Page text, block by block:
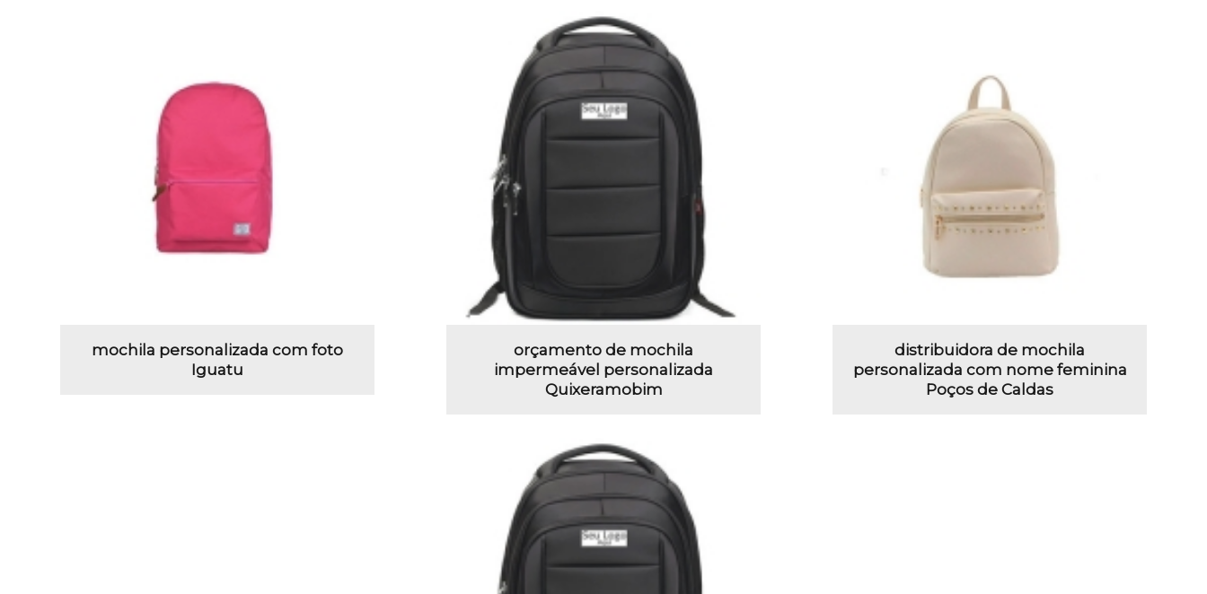
mochila personalizada com foto
Iguatu
orçamento de mochila
impermeável personalizada
Quixeramobim
distribuidora de mochila
personalizada com nome feminina
Poços de Caldas